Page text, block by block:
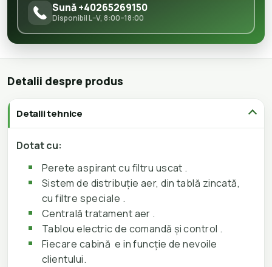
Sună +40265269150
Disponibil L–V, 8:00–18:00
Detalii despre produs
Detalii tehnice
Dotat cu:
Perete aspirant cu filtru uscat .
Sistem de distribuție aer, din tablă zincată,
cu filtre speciale .
Centrală tratament aer .
Tablou electric de comandă și control .
Fiecare cabină e in funcție de nevoile
clientului.